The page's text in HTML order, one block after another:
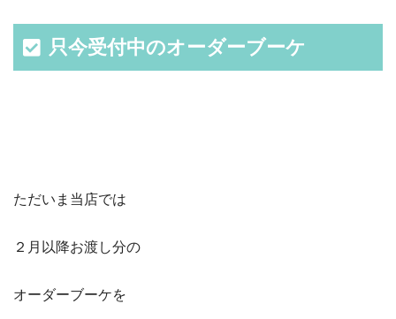
只今受付中のオーダーブーケ
ただいま当店では
２月以降お渡し分の
オーダーブーケを